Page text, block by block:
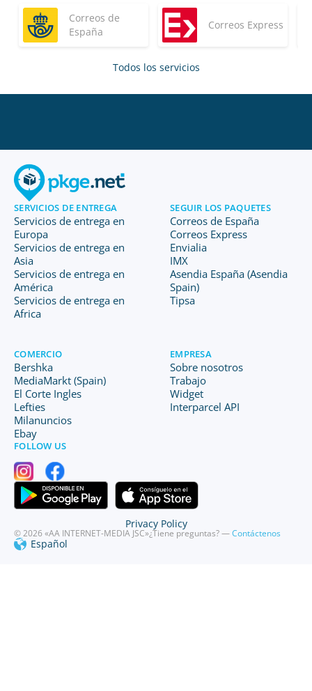
Correos de
España
Correos Express
Todos los servicios
SERVICIOS DE ENTREGA
Servicios de entrega en
Europa
Servicios de entrega en
Asia
Servicios de entrega en
América
Servicios de entrega en
Africa
SEGUIR LOS PAQUETES
Correos de España
Correos Express
Envialia
IMX
Asendia España (Asendia
Spain)
Tipsa
COMERCIO
Bershka
MediaMarkt (Spain)
El Corte Ingles
Lefties
Milanuncios
Ebay
EMPRESA
Sobre nosotros
Trabajo
Widget
Interparcel API
FOLLOW US
© 2026 «AA INTERNET-MEDIA JSC»¿Tiene preguntas? —Contáctenos
Español
Privacy Policy